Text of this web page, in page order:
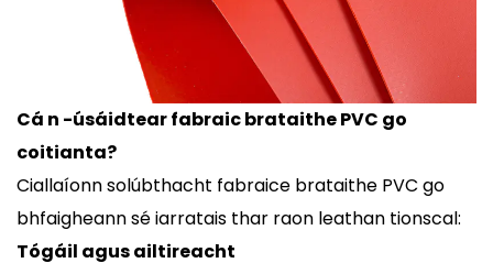
Cá n -úsáidtear fabraic brataithe PVC go
coitianta?
Ciallaíonn solúbthacht fabraice brataithe PVC go
bhfaigheann sé iarratais thar raon leathan tionscal:
Tógáil agus ailtireacht